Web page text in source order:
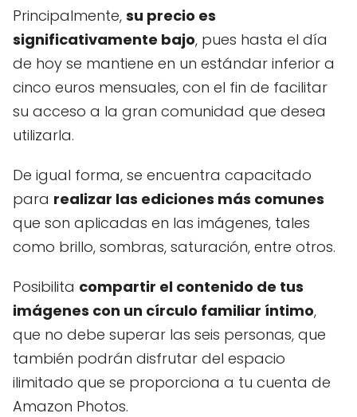
Principalmente, su precio es
significativamente bajo, pues hasta el día
de hoy se mantiene en un estándar inferior a
cinco euros mensuales, con el fin de facilitar
su acceso a la gran comunidad que desea
utilizarla.
De igual forma, se encuentra capacitado
para realizar las ediciones más comunes
que son aplicadas en las imágenes, tales
como brillo, sombras, saturación, entre otros.
Posibilita compartir el contenido de tus
imágenes con un círculo familiar íntimo,
que no debe superar las seis personas, que
también podrán disfrutar del espacio
ilimitado que se proporciona a tu cuenta de
Amazon Photos.